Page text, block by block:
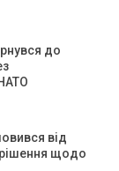
до
від
щодо